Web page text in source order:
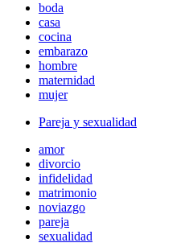
boda
casa
cocina
embarazo
hombre
maternidad
mujer
Pareja y sexualidad
amor
divorcio
infidelidad
matrimonio
noviazgo
pareja
sexualidad